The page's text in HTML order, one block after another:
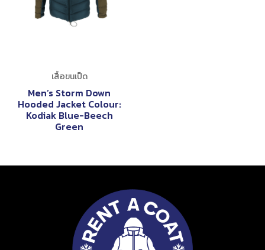
เสื้อขนเป็ด
Men’s Storm Down
Hooded Jacket Colour:
Kodiak Blue-Beech
Green